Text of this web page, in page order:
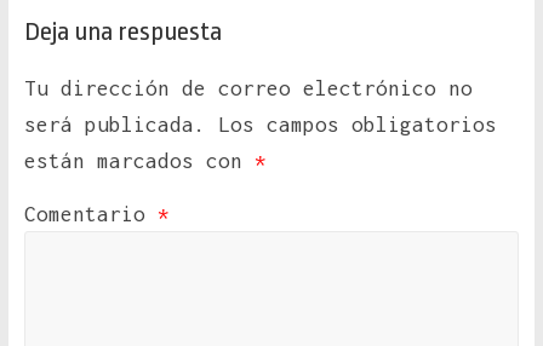
Deja una respuesta
Tu dirección de correo electrónico no
será publicada.
Los campos obligatorios
están marcados con *
Comentario *